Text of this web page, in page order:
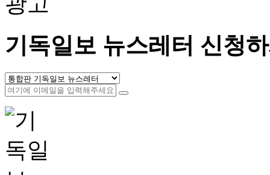
기독일보 뉴스레터 신청